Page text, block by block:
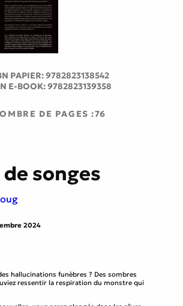
PAPIER:9782823138542
E-BOOK:9782823139358
DE PAGES :76
songes
2024
hallucinations funèbres ? Des sombres
ressentir la respiration du monstre qui